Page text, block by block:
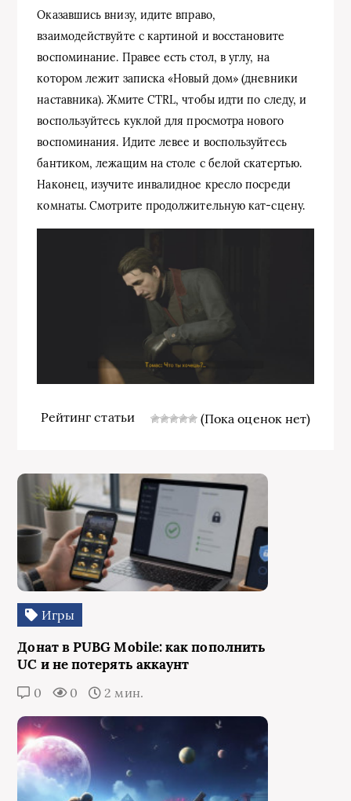
Оказавшись внизу, идите вправо,
взаимодействуйте с картиной и восстановите
воспоминание. Правее есть стол, в углу, на
котором лежит записка «Новый дом» (дневники
наставника). Жмите CTRL, чтобы идти по следу, и
воспользуйтесь куклой для просмотра нового
воспоминания. Идите левее и воспользуйтесь
бантиком, лежащим на столе с белой скатертью.
Наконец, изучите инвалидное кресло посреди
комнаты. Смотрите продолжительную кат-сцену.
Рейтинг статьи (Пока оценок нет)
Игры
Донат в PUBG Mobile: как пополнить
UC и не потерять аккаунт
0 0 2 мин.